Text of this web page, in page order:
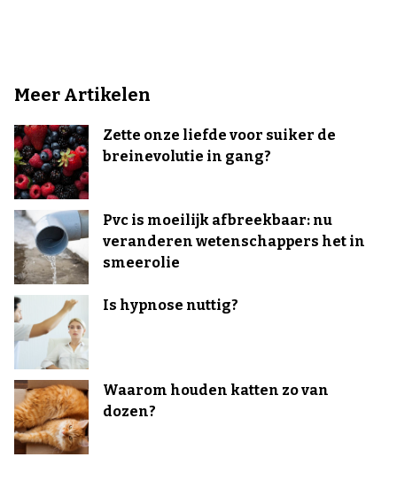
Meer Artikelen
Zette onze liefde voor suiker de
breinevolutie in gang?
Pvc is moeilijk afbreekbaar: nu
veranderen wetenschappers het in
smeerolie
Is hypnose nuttig?
Waarom houden katten zo van
dozen?